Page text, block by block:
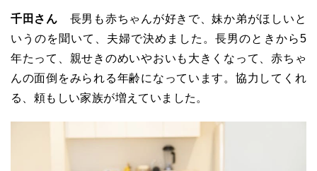
千田さん 長男も赤ちゃんが好きで、妹か弟がほしいと
いうのを聞いて、夫婦で決めました。長男のときから5
年たって、親せきのめいやおいも大きくなって、赤ちゃ
んの面倒をみられる年齢になっています。協力してくれ
る、頼もしい家族が増えていました。